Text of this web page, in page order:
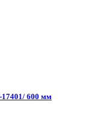
600 мм